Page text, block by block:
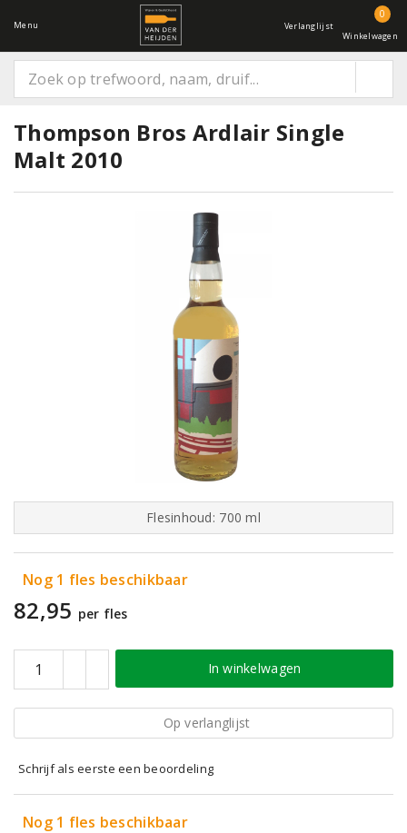
Menu Verlanglijst
0
Winkelwagen
Thompson Bros Ardlair Single
Malt 2010
Flesinhoud: 700 ml
Nog 1 fles beschikbaar
82,95 per fles
In winkelwagen
Op verlanglijst
Schrijf als eerste een beoordeling
Nog 1 fles beschikbaar